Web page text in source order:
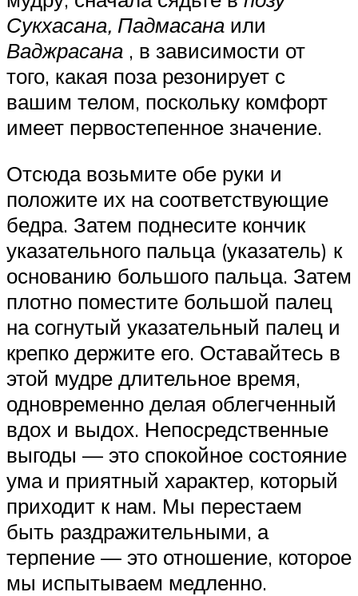
Сукхасана, Падмасана или
Ваджрасана , в зависимости от
того, какая поза резонирует с
вашим телом, поскольку комфорт
имеет первостепенное значение.
Отсюда возьмите обе руки и
положите их на соответствующие
бедра. Затем поднесите кончик
указательного пальца (указатель) к
основанию большого пальца. Затем
плотно поместите большой палец
на согнутый указательный палец и
крепко держите его. Оставайтесь в
этой мудре длительное время,
одновременно делая облегченный
вдох и выдох. Непосредственные
выгоды — это спокойное состояние
ума и приятный характер, который
приходит к нам. Мы перестаем
быть раздражительными, а
терпение — это отношение, которое
мы испытываем медленно.